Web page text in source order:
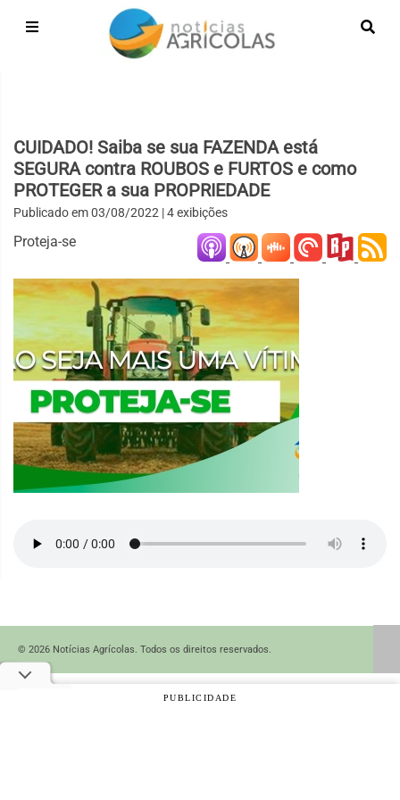
CUIDADO! Saiba se sua FAZENDA está
SEGURA contra ROUBOS e FURTOS e como
PROTEGER a sua PROPRIEDADE
Publicado em03/08/2022 | 4 exibições
Proteja-se
© 2026 Notícias Agrícolas. Todos os direitos reservados.
PUBLICIDADE